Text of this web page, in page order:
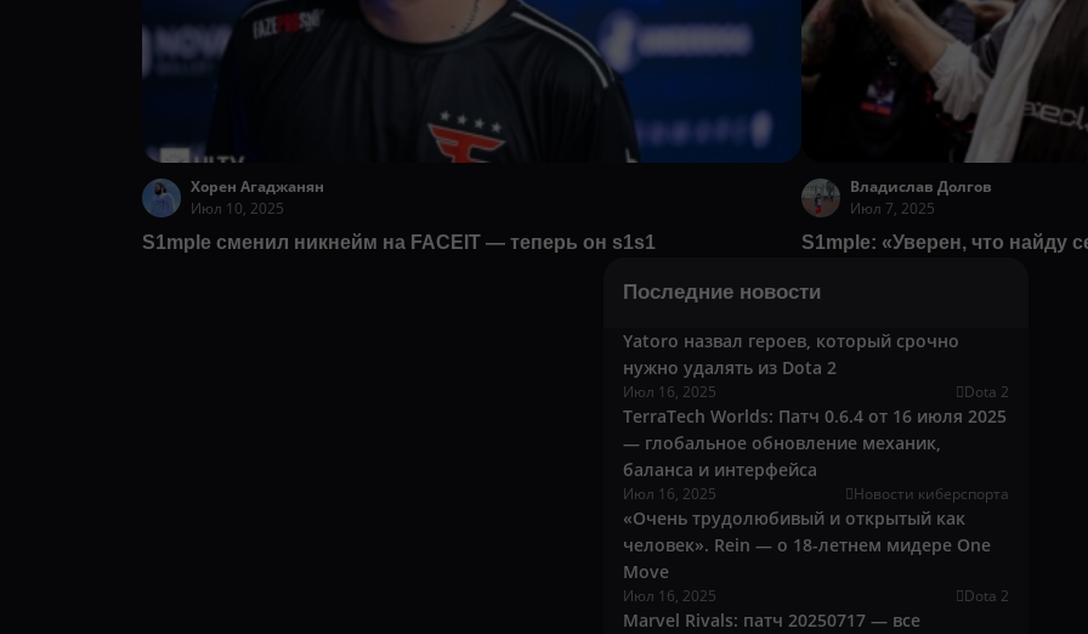
Хорен Агаджанян
Июл 10, 2025
S1mple сменил никнейм на FACEIT — теперь он s1s1
Владислав Долгов
Июл 7, 2025
S1mple: «Уверен, что найду
Последние новости
Yatoro назвал героев, который срочно
нужно удалять из Dota 2
Июл 16, 2025 Dota 2
TerraTech Worlds: Патч 0.6.4 от 16 июля 2025
— глобальное обновление механик,
баланса и интерфейса
Июл 16, 2025 Новости киберспорта
«Очень трудолюбивый и открытый как
человек». Rein — о 18-летнем мидере One
Move
Июл 16, 2025 Dota 2
Marvel Rivals: патч 20250717 — все